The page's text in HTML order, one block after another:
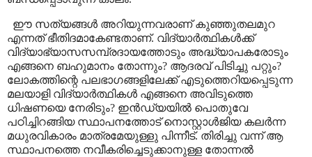
ഈ സത്യങ്ങൾ അറിയുന്നവരാണ് കുഞ്ഞുതലമുറ
എന്നത് ഭീതിദമാകേണ്ടതാണ്. വിദ്യാർത്ഥികൾക്ക്
വിദ്യാഭ്യാസസമ്പ്രദായത്തോടും അദ്ധ്യാപകരോടും
എങ്ങനെ ബഹുമാനം തോന്നും? ആദരവ് പിടിച്ചു പറ്റും?
ലോകത്തിന്റെ പലഭാഗങ്ങളിലേക്ക് എടുത്തെറിയപ്പെടുന്ന
മലയാളി വിദ്യാർത്ഥികൾ എങ്ങനെ അവിടുത്തെ
ധിഷണയെ നേരിടും? ഇൻഡ്യയിൽ പൊതുവേ
പഠിച്ചിറങ്ങിയ സ്ഥാപനത്തോട് നൊസ്റ്റാൾജിയ കലർന്ന
മധുരവികാരം മാത്രമേയുള്ളു പിന്നീട്. തിരിച്ചു വന്ന് ആ
സ്ഥാപനത്തെ നവീകരിച്ചെടുക്കാനുള്ള തോന്നൽ